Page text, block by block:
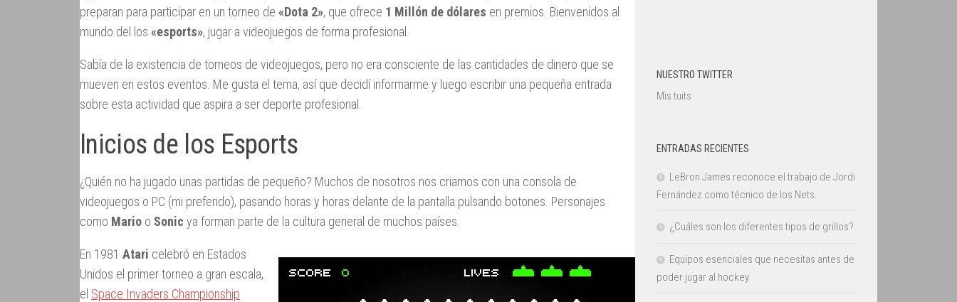
preparan para participar en un torneo de «Dota 2», que ofrece 1 Millón de dólares en premios. Bienvenidos al
mundo del los «esports», jugar a videojuegos de forma profesional.
Sabía de la existencia de torneos de videojuegos, pero no era consciente de las cantidades de dinero que se
mueven en estos eventos. Me gusta el tema, así que decidí informarme y luego escribir una pequeña entrada
sobre esta actividad que aspira a ser deporte profesional.
Inicios de los Esports
¿Quién no ha jugado unas partidas de pequeño? Muchos de nosotros nos criamos con una consola de
videojuegos o PC (mi preferido), pasando horas y horas delante de la pantalla pulsando botones. Personajes
como Mario o Sonic ya forman parte de la cultura general de muchos países.
En 1981 Atari celebró en Estados
Unidos el primer torneo a gran escala,
el Space Invaders Championship
NUESTRO TWITTER
Mis tuits
ENTRADAS RECIENTES
LeBron James reconoce el trabajo de Jordi
Fernández como técnico de los Nets.
¿Cuáles son los diferentes tipos de grillos?
Equipos esenciales que necesitas antes de
poder jugar al hockey